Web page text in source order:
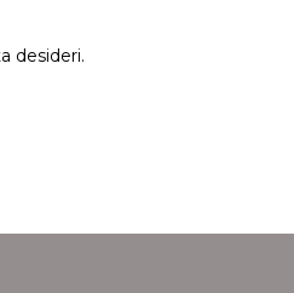
desideri.